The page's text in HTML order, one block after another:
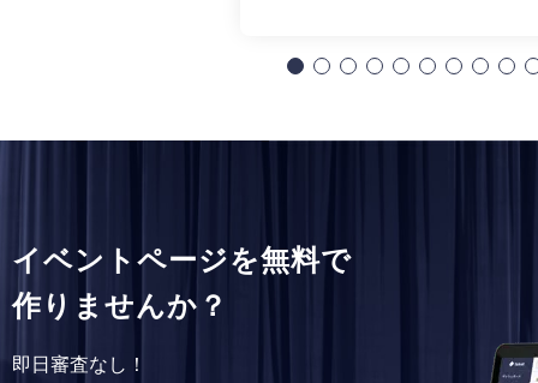
イベントページを無料で
作りませんか？
即日審査なし！